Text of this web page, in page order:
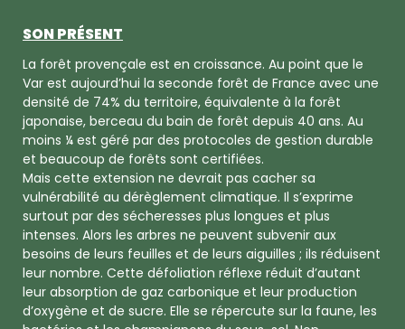
SON PRÉSENT
La forêt provençale est en croissance. Au point que le
Var est aujourd’hui la seconde forêt de France avec une
densité de 74% du territoire, équivalente à la forêt
japonaise, berceau du bain de forêt depuis 40 ans. Au
moins ¼ est géré par des protocoles de gestion durable
et beaucoup de forêts sont certifiées.
Mais cette extension ne devrait pas cacher sa
vulnérabilité au dérèglement climatique. Il s’exprime
surtout par des sécheresses plus longues et plus
intenses. Alors les arbres ne peuvent subvenir aux
besoins de leurs feuilles et de leurs aiguilles ; ils réduisent
leur nombre. Cette défoliation réflexe réduit d’autant
leur absorption de gaz carbonique et leur production
d’oxygène et de sucre. Elle se répercute sur la faune, les